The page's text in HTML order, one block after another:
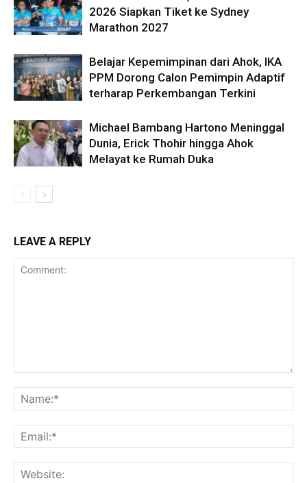
2026 Siapkan Tiket ke Sydney
Marathon 2027
Belajar Kepemimpinan dari Ahok, IKA
PPM Dorong Calon Pemimpin Adaptif
terharap Perkembangan Terkini
Michael Bambang Hartono Meninggal
Dunia, Erick Thohir hingga Ahok
Melayat ke Rumah Duka
LEAVE A REPLY